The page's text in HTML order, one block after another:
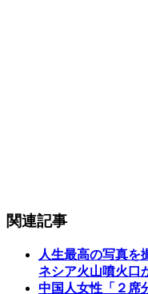
関連記事
人生最高の写真
ネシア火山噴火口
中国人女性「２席